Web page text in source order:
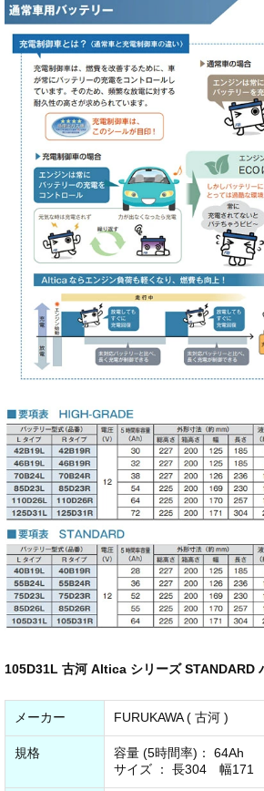
105D31L 古河 Altica シリーズ STANDARD
メーカー FURUKAWA ( 古河 )
規格
容量 (5時間率)： 64Ah
サイズ ： 長304 幅